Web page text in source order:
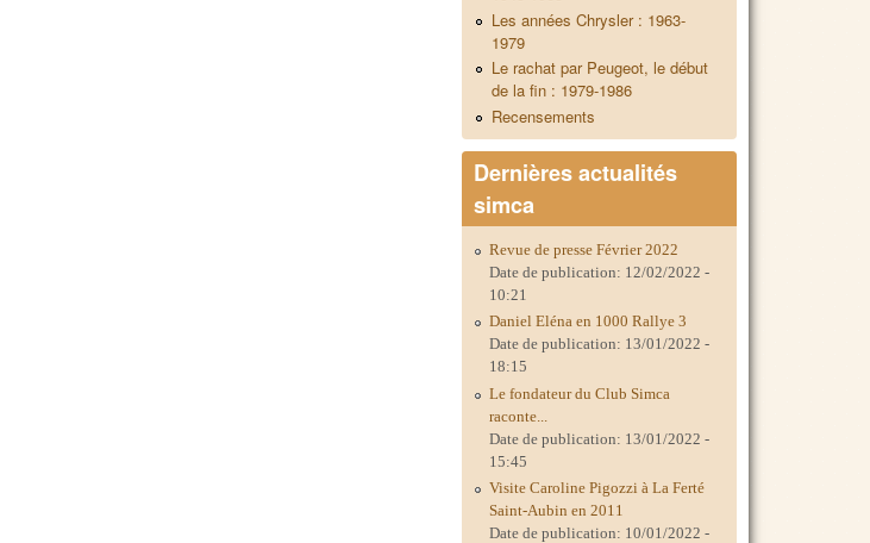
Les années Chrysler : 1963-
1979
Le rachat par Peugeot, le début
de la fin : 1979-1986
Recensements
Dernières actualités
simca
Revue de presse Février 2022
Date de publication: 12/02/2022 -
10:21
Daniel Eléna en 1000 Rallye 3
Date de publication: 13/01/2022 -
18:15
Le fondateur du Club Simca
raconte...
Date de publication: 13/01/2022 -
15:45
Visite Caroline Pigozzi à La Ferté
Saint-Aubin en 2011
Date de publication: 10/01/2022 -